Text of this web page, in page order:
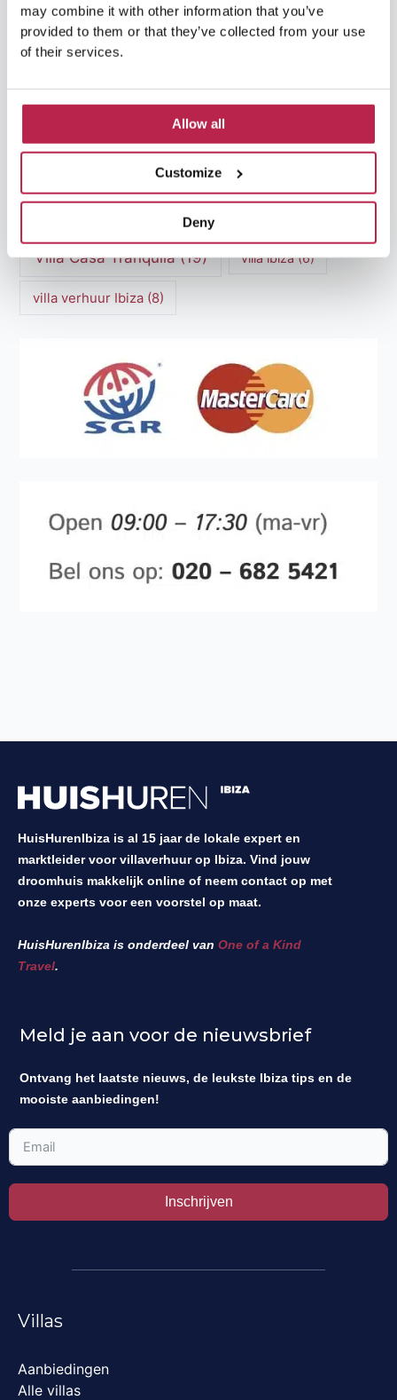
may combine it with other information that you’ve
provided to them or that they’ve collected from your use
of their services.
Allow all
Customize
Deny
Luxe Villa Verhuur(12)
Natuurlijke schoonheid Ibiza(6)
Santa Gertrudis(5) Sa Pedrera(5)
Sa Pedrera de Cala d'Hort(5)
Villa Casa Tranquila(19) villa ibiza(6)
villa verhuur Ibiza(8)
HuisHurenIbiza is al 15 jaar de lokale expert en
marktleider voor villaverhuur op Ibiza. Vind jouw
droomhuis makkelijk online of neem contact op met
onze experts voor een voorstel op maat.
HuisHurenIbiza is onderdeel van One of a Kind
Travel.
Meld je aan voor de nieuwsbrief
Ontvang het laatste nieuws, de leukste Ibiza tips en de
mooiste aanbiedingen!
Inschrijven
Villas
Aanbiedingen
Alle villas